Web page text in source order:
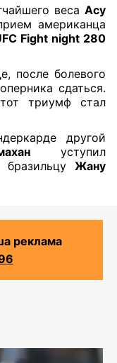
веса Асу
американца
Fight night 280
после болевого
сдаться.
триумф стал
другой
уступил
Жану
реклама